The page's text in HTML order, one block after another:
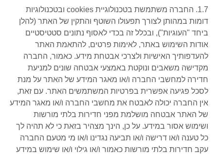
1.7. החברה משתמשת בטכנולוגיית cookies ובטכנולוגיות
דומות במהותן לצורך תפעולו השוטף והתקין של האתר (להלן
ביחד "העוגיות"), ובכלל זה בכדי לאסוף נתונים סטטיסטיים
אודות השימוש באתר, לאימות פרטים, להתאמת האתר
להעדפותיך האישיות ולצרכי אבטחת מידע. כאמור, החברה
מקדישה משאבים ונוקטת באמצעי אבטחה שונים למניעת
חדירה למחשבי החברה ו/או מאגר המידע של האתר על מנת
לסכל פגיעה אפשרית בפרטיות המשתמשים האתר. עם זאת,
אין החברה יכולה לאבטח את מחשבי החברה ו/או מאגר המידע
של האתר אבטחה מושלמת מפני חדירות בלתי מורשות
ושימוש אסור במידע. על כן, הינך מצהיר בזאת כי לא תהיה לך
כל טענה ו/או דרישה ו/או תביעה נגדינו ו/או מי מטעם החברה
עקב חדירות בלתי מורשות כאמור ו/או גילוי ו/או שימוש במידע